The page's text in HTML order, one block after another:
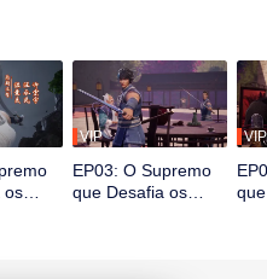
Então, Tan Yun adquiriu
sua cultivação. Tan Yun vingou a
os
VIP
EP03: O Supremo
que Desafia os
VIP